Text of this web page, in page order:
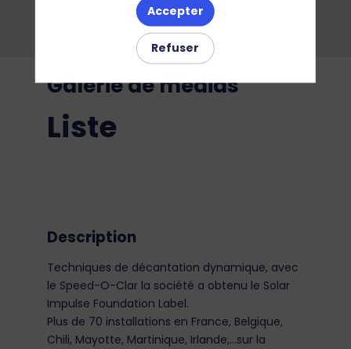
Galerie de médias
Liste
Description
Techniques de décantation dynamique, avec
le Speed-O-Clar la société a obtenu le Solar
Impulse Foundation Label.
Plus de 70 installations en France, Belgique,
Chili, Mayotte, Martinique, Irlande,...sur la
Accepter
Refuser